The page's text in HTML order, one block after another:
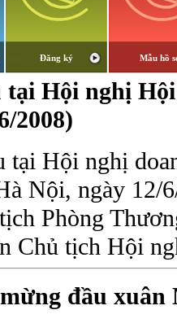
Đăng ký Mẫu hồ
tại Hội nghị
2008)
tại Hội nghị
Nội, ngày
Phòng
Chủ tịch Hội
đầu xuân